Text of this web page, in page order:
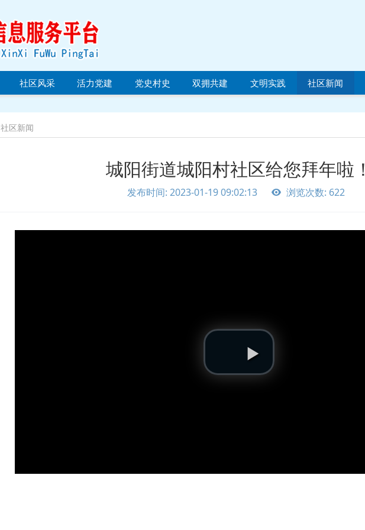
社区风采 活力党建 党史村史 双拥共建 文明实践 社区新闻
社区新闻
城阳街道城阳村社区给您拜年啦！
发布时间: 2023-01-19 09:02:13 浏览次数: 622